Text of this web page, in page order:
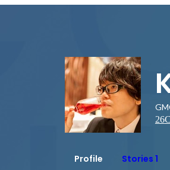
26
Profile Stories 1